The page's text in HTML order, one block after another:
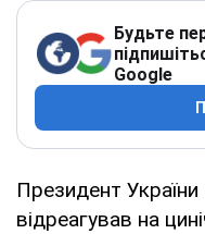
Будьте
Google
Президент
відреагував на